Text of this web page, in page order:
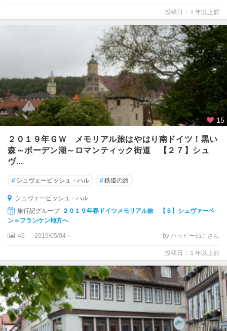
ー
シ
ュ
タ
イ
ン
ウ
ル
ー
ゼ
ド
ム
エ
ア
フ
ル
ト
エ
投稿日：１年以上前
15
２０１９年ＧＷ メモリアル旅はやはり南ドイツ！黒い
森～ボーデン湖～ロマンティック街道 【２７】シュ
ヴ...
# シュヴェービッシュ・ハル #鉄道の旅
シュヴェービッシュ・ハル
旅行記グループ ２０１９年春ドイツメモリアル旅 【３】シュヴァーベ
ン＝フランケン地方へ
46 2019/05/04～ by ハッピーねこさん
投稿日：１年以上前